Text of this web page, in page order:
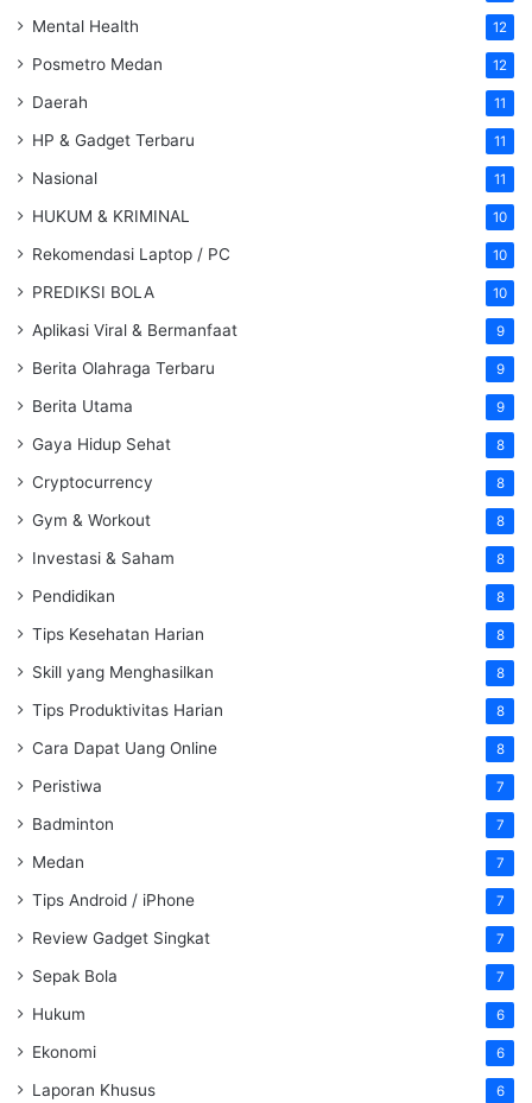
Mental Health 12
Posmetro Medan 12
Daerah 11
HP & Gadget Terbaru 11
Nasional 11
HUKUM & KRIMINAL 10
Rekomendasi Laptop / PC 10
PREDIKSI BOLA 10
Aplikasi Viral & Bermanfaat 9
Berita Olahraga Terbaru 9
Berita Utama 9
Gaya Hidup Sehat 8
Cryptocurrency 8
Gym & Workout 8
Investasi & Saham 8
Pendidikan 8
Tips Kesehatan Harian 8
Skill yang Menghasilkan 8
Tips Produktivitas Harian 8
Cara Dapat Uang Online 8
Peristiwa 7
Badminton 7
Medan 7
Tips Android / iPhone 7
Review Gadget Singkat 7
Sepak Bola 7
Hukum 6
Ekonomi 6
Laporan Khusus 6